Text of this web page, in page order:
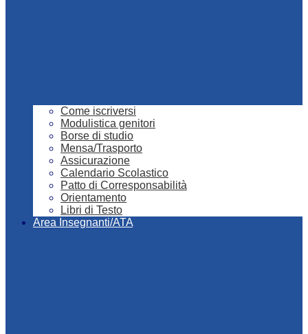
Come iscriversi
Modulistica genitori
Borse di studio
Mensa/Trasporto
Assicurazione
Calendario Scolastico
Patto di Corresponsabilità
Orientamento
Libri di Testo
Area Insegnanti/ATA